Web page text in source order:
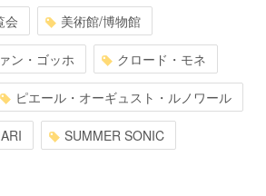
会 美術館/博物館
ン・ゴッホ クロード・モネ
ピエール・オーギュスト・ルノワール
SUMMER SONIC